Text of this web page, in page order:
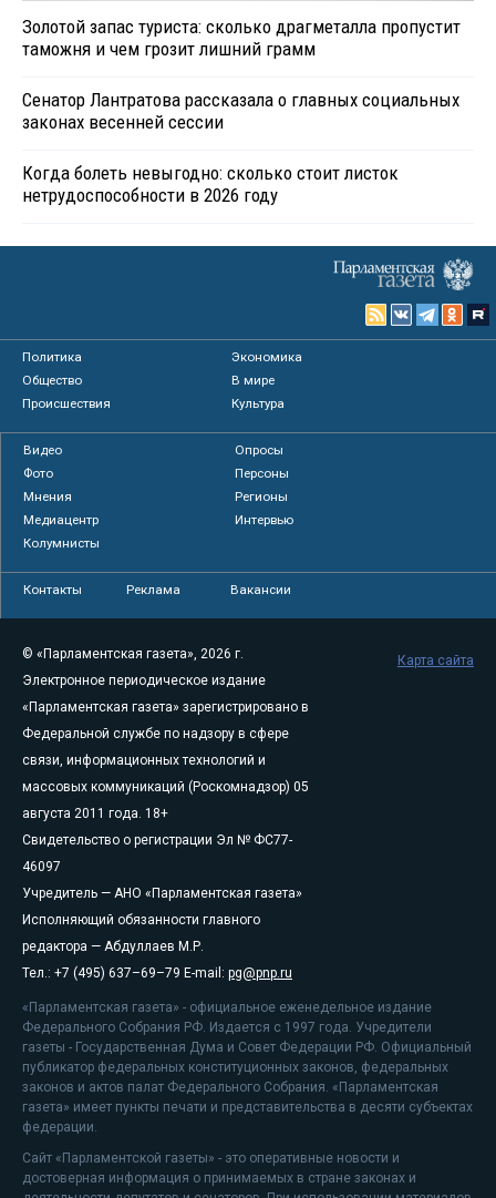
Золотой запас туриста: сколько драгметалла пропустит
таможня и чем грозит лишний грамм
Сенатор Лантратова рассказала о главных социальных
законах весенней сессии
Когда болеть невыгодно: сколько стоит листок
нетрудоспособности в 2026 году
Политика
Экономика
Общество
В мире
Происшествия
Культура
Видео
Опросы
Фото
Персоны
Мнения
Регионы
Медиацентр
Интервью
Колумнисты
Контакты Реклама Вакансии
© «Парламентская газета», 2026 г.
Электронное периодическое издание
«Парламентская газета» зарегистрировано в
Федеральной службе по надзору в сфере
связи, информационных технологий и
массовых коммуникаций (Роскомнадзор) 05
августа 2011 года. 18+
Свидетельство о регистрации Эл № ФС77-
46097
Учредитель — АНО «Парламентская газета»
Исполняющий обязанности главного
редактора — Абдуллаев М.Р.
Тел.: +7 (495) 637–69–79 E-mail: pg@pnp.ru
«Парламентская газета» - официальное еженедельное издание
Федерального Собрания РФ. Издается с 1997 года. Учредители
газеты - Государственная Дума и Совет Федерации РФ. Официальный
публикатор федеральных конституционных законов, федеральных
законов и актов палат Федерального Собрания. «Парламентская
газета» имеет пункты печати и представительства в десяти субъектах
федерации.
Сайт «Парламентской газеты» - это оперативные новости и
достоверная информация о принимаемых в стране законах и
Карта сайта